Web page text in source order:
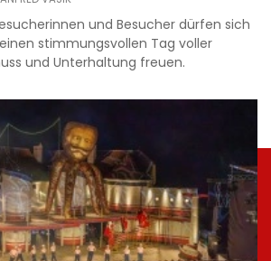
und Besucher dürfen sich
stimmungsvollen Tag voller
und Unterhaltung freuen.